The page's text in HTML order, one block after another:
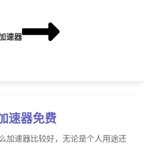
速器
速器免费
加速器比较好，无论是个人用途还